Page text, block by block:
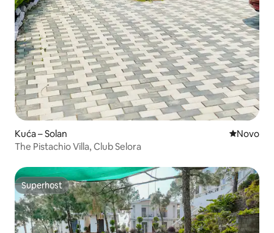
Kuća – Solan Novi
Novo
The Pistachio Villa, Club Selora
Superhost
Superhost